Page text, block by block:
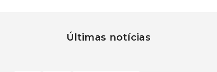
Últimas notícias